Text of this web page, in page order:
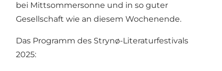
bei Mittsommersonne und in so guter
Gesellschaft wie an diesem Wochenende.
Das Programm des Strynø-Literaturfestivals
2025: